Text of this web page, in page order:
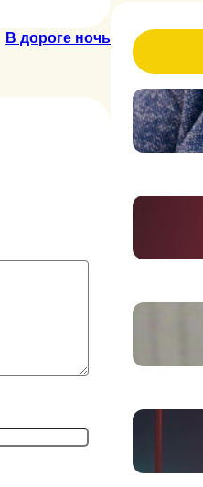
В дороге ночь